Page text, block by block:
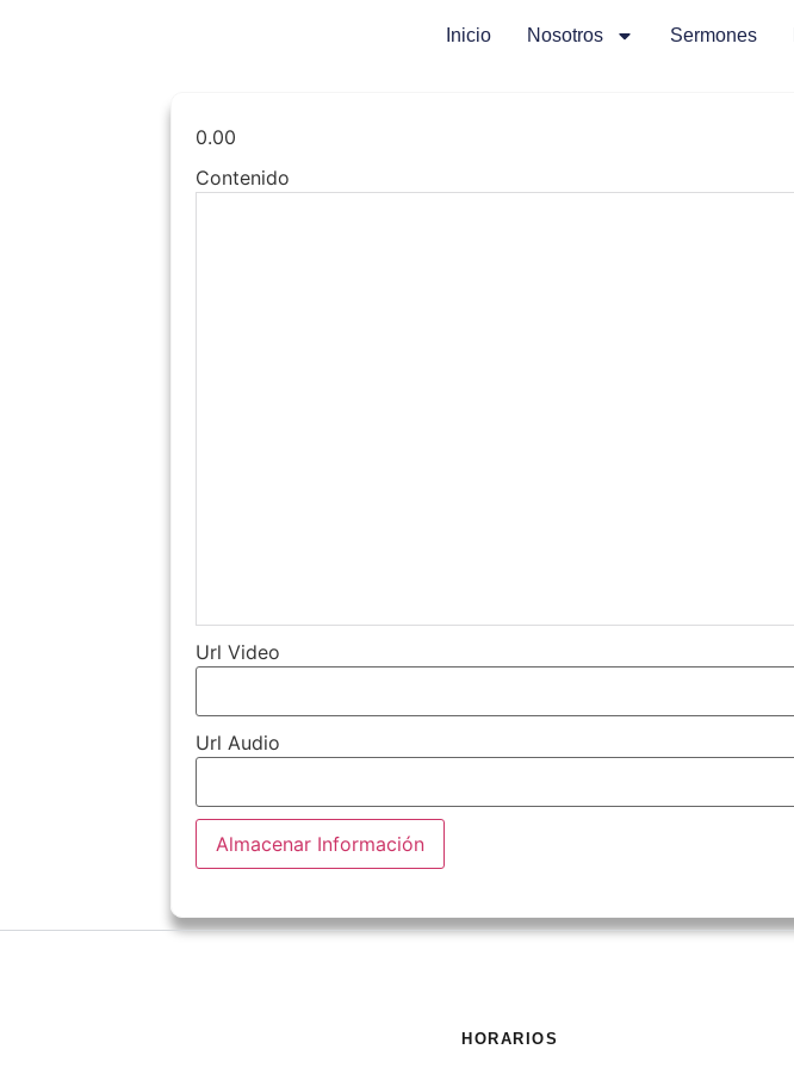
Inicio Nosotros Sermones
0.00
Contenido
Url Video
Url Audio
Almacenar Información
HORARIOS